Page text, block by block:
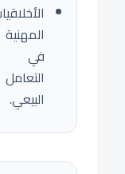
المهنية
في
التعامل
البيعي.